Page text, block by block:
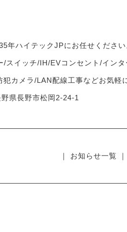
年ハイテックJPにお任せください
/スイッチ/IH/EVコンセント/イン
カメラ/LAN配線工事などお気軽
県長野市松岡2-24-1
｜ お知らせ一覧 ｜